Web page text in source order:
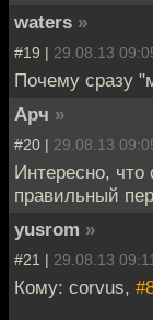
waters »
#19 | 29.08.13
Почему сразу
Арч »
#20 | 29.08.13
Интересно,
правильный
yusrom »
#21 | 29.08.13 09:11
Кому: corvus,